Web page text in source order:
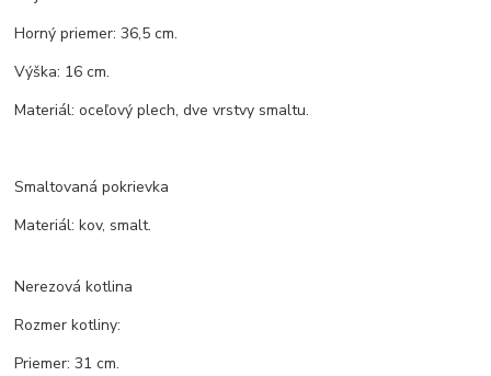
Horný priemer: 36,5 cm.
Výška: 16 cm.
Materiál: oceľový plech, dve vrstvy smaltu.
Smaltovaná pokrievka
Materiál: kov, smalt.
Nerezová kotlina
Rozmer kotliny:
Priemer: 31 cm.